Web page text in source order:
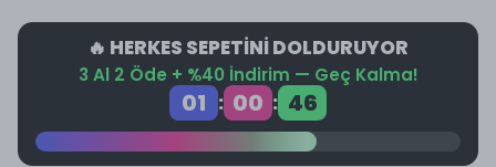
🔥 HERKES SEPETİNİ DOLDURUYOR
3 Al 2 Öde + %40 İndirim — Geç Kalma!
01 : 00 : 46